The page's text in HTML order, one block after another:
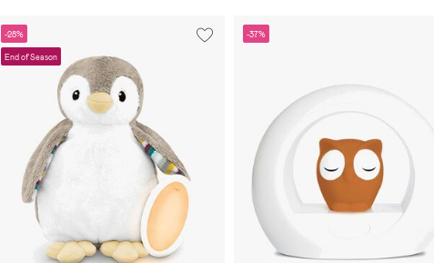
-28%
End of Season
-37%